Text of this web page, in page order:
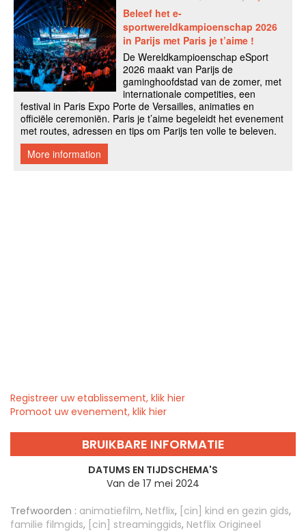
Registreer uw etablissement, klik hier
Promoot uw evenement, klik hier
BRUIKBARE INFORMATIE
DATUMS EN TIJDSCHEMA'S
Van de 17 mei 2024
Trefwoorden : animatiefilm, Netflix, [cin] kind en gezin gids,
familie filmgids, [cin] streaminggids, Netflix Origineel